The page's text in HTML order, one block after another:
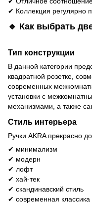
✔ Коллекция регулярно
🔹 Как выбрать
Тип конструкции
В данной категории
квадратной розетке,
современных
установки с
механизмами, а также
Стиль интерьера
Ручки AKRA прекрасно
✔ минимализм
✔ модерн
✔ лофт
✔ хай-тек
✔ скандинавский стиль
✔ современная классика